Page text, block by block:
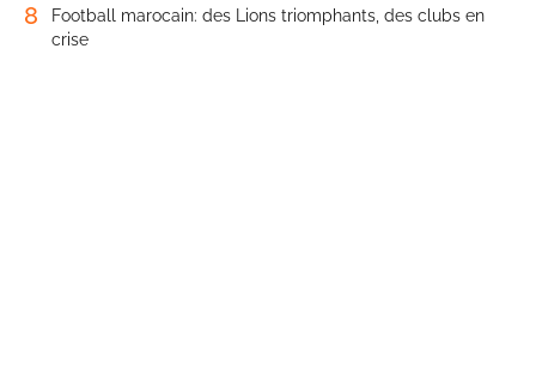
8
Football marocain: des Lions triomphants, des clubs en
crise